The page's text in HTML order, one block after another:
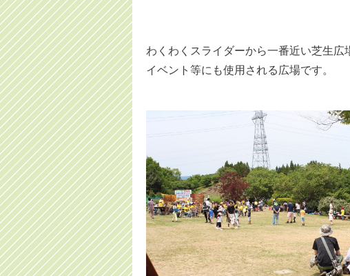
わくわくスライダーから一番近い芝生広
イベント等にも使用される広場です。